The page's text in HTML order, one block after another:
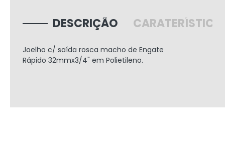
DESCRIÇÃO
Joelho c/ saída rosca macho de Engate
Rápido 32mmx3/4" em Polietileno.